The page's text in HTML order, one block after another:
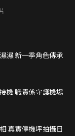
濕 新一季角色傳承
機 職責係守護機場
真實停機坪拍攝日